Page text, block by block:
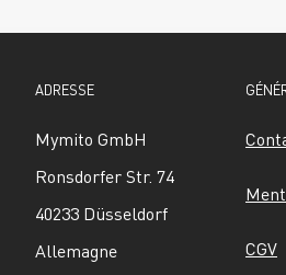
ADRESSE
Mymito GmbH
Ronsdorfer Str. 74
40233 Düsseldorf
Allemagne
CGV